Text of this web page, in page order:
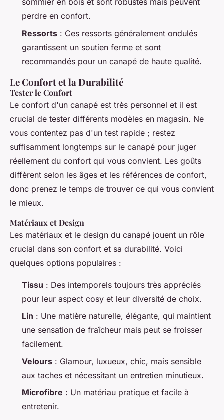
perdre en confort.
Ressorts : Ces ressorts généralement ondulés
garantissent un soutien ferme et sont
recommandés pour un canapé de haute qualité.
Le Confort et la Durabilité
Tester le Confort
Le confort d'un canapé est très personnel et il est
crucial de tester différents modèles en magasin. Ne
vous contentez pas d'un test rapide ; restez
suffisamment longtemps sur le canapé pour juger
réellement du confort qui vous convient. Les goûts
diffèrent selon les âges et les références de confort,
donc prenez le temps de trouver ce qui vous convient
le mieux.
Matériaux et Design
Les matériaux et le design du canapé jouent un rôle
crucial dans son confort et sa durabilité. Voici
quelques options populaires :
Tissu : Des intemporels toujours très appréciés
pour leur aspect cosy et leur diversité de choix.
Lin : Une matière naturelle, élégante, qui maintient
une sensation de fraîcheur mais peut se froisser
facilement.
Velours : Glamour, luxueux, chic, mais sensible
aux taches et nécessitant un entretien minutieux.
Microfibre : Un matériau pratique et facile à
entretenir.